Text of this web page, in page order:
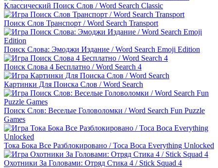
Классический Поиск Слов / Word Search Classic
Поиск Слов Транспорт / Word Search Transport
Поиск Слова: Эмоджи Издание / Word Search Emoji Edition
Поиск Слова 4 Бесплатно / Word Search 4
Картинки Для Поиска Слов / Word Search
Поиск Слов: Веселые Головоломки / Word Search Fun Puzzle
Games
Toкa Бoкa Все Разблокировано / Toca Boca Everything Unlocked
Охотники За Головами: Отряд Стика 4 / Stick Squad 4